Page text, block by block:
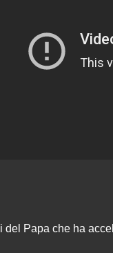
del Papa che ha